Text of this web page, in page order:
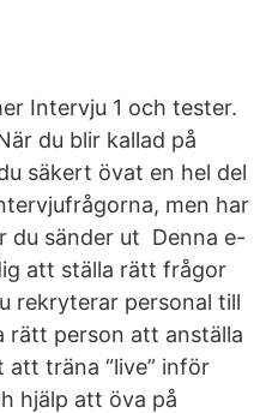
Intervju 1 och tester.
du blir kallad på
säkert övat en hel del
men har
du sänder ut Denna e-
att ställa rätt frågor
rekryterar personal till
rätt person att anställa
träna “live” inför
hjälp att öva på